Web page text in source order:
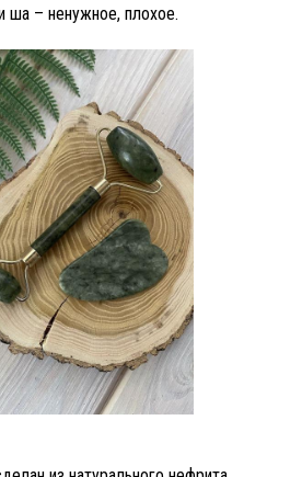
ша – ненужное, плохое.